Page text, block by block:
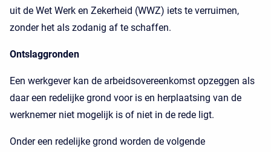
uit de Wet Werk en Zekerheid (WWZ) iets te verruimen,
zonder het als zodanig af te schaffen.
Ontslaggronden
Een werkgever kan de arbeidsovereenkomst opzeggen als
daar een redelijke grond voor is en herplaatsing van de
werknemer niet mogelijk is of niet in de rede ligt.
Onder een redelijke grond worden de volgende